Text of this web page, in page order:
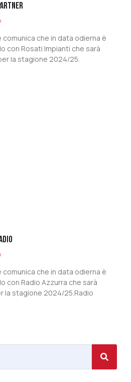
comunica che in data odierna è
con Rosati Impianti che sarà
la stagione 2024/25.
comunica che in data odierna è
con Radio Azzurra che sarà
la stagione 2024/25.Radio